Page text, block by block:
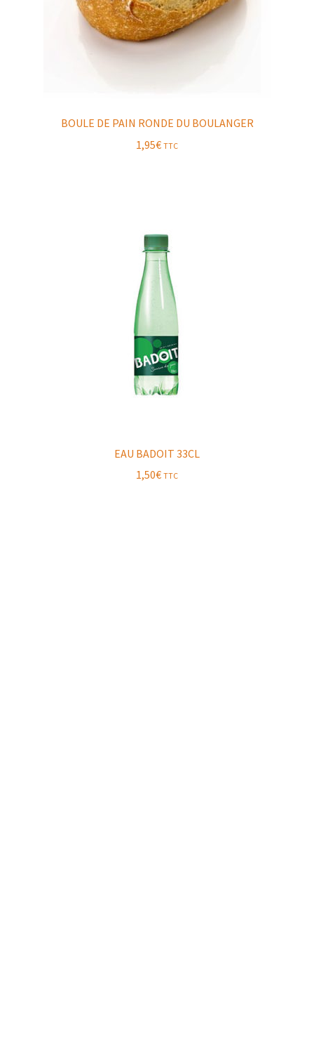
BOULE DE PAIN RONDE DU BOULANGER
1,95€ TTC
EAU BADOIT 33CL
1,50€ TTC